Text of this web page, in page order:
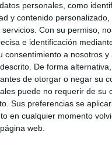
personales, como
y contenido
Con su permiso,
e identificación
consentimiento a nosotros
De forma
de otorgar o negar su
puede no requerir de su
Sus preferencias se
en cualquier momento
web.
las policías locales de
La Marksman es
aparatoso, el
definitiva es mas
consigue inhibir a
Todos los videos